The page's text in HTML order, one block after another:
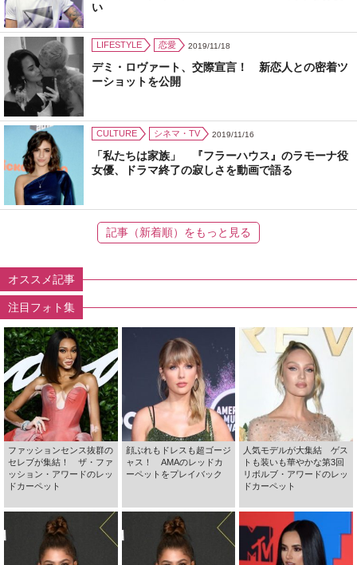
い
LIFESTYLE 恋愛 2019/11/18
デミ・ロヴァート、交際宣言！ 新恋人との密着ツ
ーショットを公開
CULTURE シネマ・TV 2019/11/16
「私たちは家族」 『フラーハウス』のラモーナ役
女優、ドラマ終了の寂しさを動画で語る
記事（新着順）をもっと見る
オススメ記事
注目フォト集
ファッションセンス抜群の
セレブが集結！ ザ・ファ
ッション・アワードのレッ
ドカーペット
顔ぶれもドレスも超ゴージ
ャス！ AMAのレッドカ
ーペットをプレイバック
人気モデルが大集結 ゲス
トも装いも華やかな第3回
リボルブ・アワードのレッ
ドカーペット